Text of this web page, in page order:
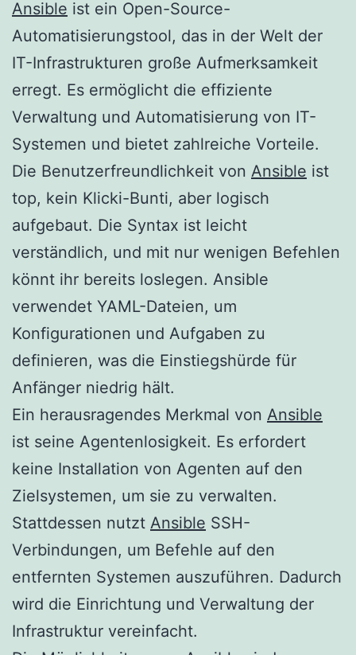
Ansible ist ein Open-Source-
Automatisierungstool, das in der Welt der
IT-Infrastrukturen große Aufmerksamkeit
erregt. Es ermöglicht die effiziente
Verwaltung und Automatisierung von IT-
Systemen und bietet zahlreiche Vorteile.
Die Benutzerfreundlichkeit von Ansible ist
top, kein Klicki-Bunti, aber logisch
aufgebaut. Die Syntax ist leicht
verständlich, und mit nur wenigen Befehlen
könnt ihr bereits loslegen. Ansible
verwendet YAML-Dateien, um
Konfigurationen und Aufgaben zu
definieren, was die Einstiegshürde für
Anfänger niedrig hält.
Ein herausragendes Merkmal von Ansible
ist seine Agentenlosigkeit. Es erfordert
keine Installation von Agenten auf den
Zielsystemen, um sie zu verwalten.
Stattdessen nutzt Ansible SSH-
Verbindungen, um Befehle auf den
entfernten Systemen auszuführen. Dadurch
wird die Einrichtung und Verwaltung der
Infrastruktur vereinfacht.